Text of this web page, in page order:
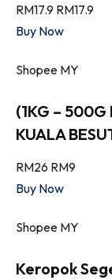
RM17.9 RM17.9
Buy Now
Shopee MY
(1KG – 500G
KUALA
RM26 RM9
Buy Now
Shopee MY
Keropok